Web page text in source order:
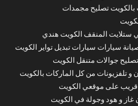
بالكويت تصليح مجمدات
ستلايت المنقف الكويت هندي
سيارات سيارات تبديل تواير الكويت
جوالات متنقل الكويت
تلفزيونات من كل الماركات بالكويت
على موقعي الكويت
غاز و هود وجولة في الكويت